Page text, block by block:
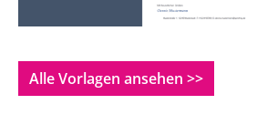
Alle Vorlagen ansehen >>